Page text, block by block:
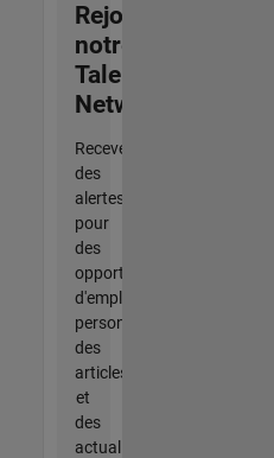
Rejoignez
notre
Talent
Network
Recevez
des
alertes
pour
des
opportunités
d'emploi
personnalisées,
des
articles
et
des
actualités